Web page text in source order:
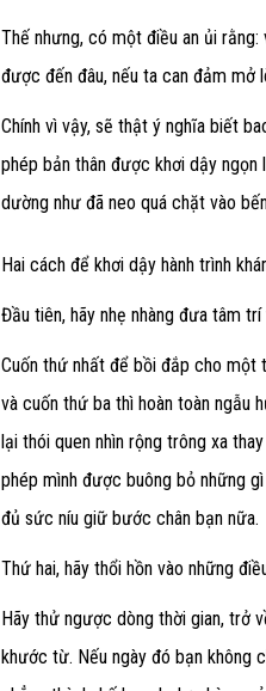
Thế nhưng, có một điều an ủi
được đến đâu, nếu ta can đảm
Chính vì vậy, sẽ thật ý nghĩa biết
phép bản thân được khơi dậy
dường như đã neo quá chặt vào
Hai cách để khơi dậy hành trình
Đầu tiên, hãy nhẹ nhàng đưa tâm
Cuốn thứ nhất để bồi đắp cho một
và cuốn thứ ba thì hoàn toàn ngẫu
lại thói quen nhìn rộng trông xa
phép mình được buông bỏ những
đủ sức níu giữ bước chân bạn nữa.
Thứ hai, hãy thổi hồn vào những
Hãy thử ngược dòng thời gian, trở
khước từ. Nếu ngày đó bạn không